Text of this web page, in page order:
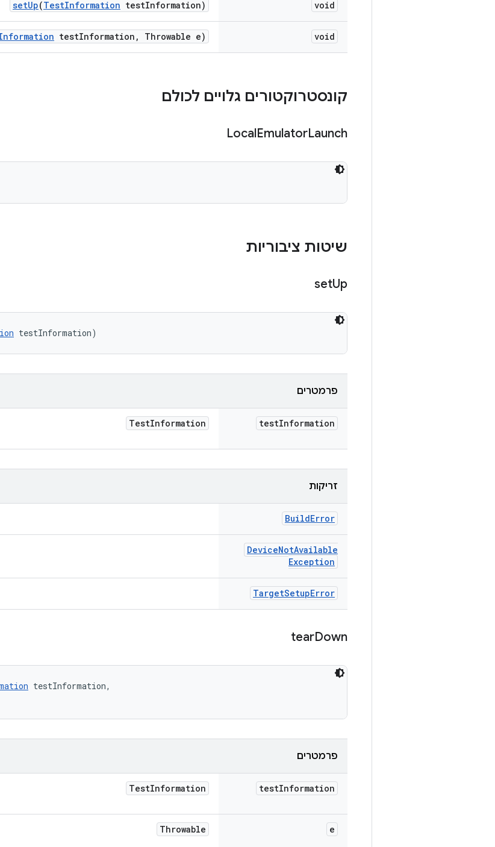
void
setUp(TestInformation testInformation)
void
testInformation , Throwable e)
קונסטרוקטורים גלויים לכולם
LocalEmulatorLaunch
שיטות ציבוריות
setUp
testInformation)
פרמטרים
testInformation
TestInformation
זריקות
BuildError
DeviceNotAvailable
Exception
TargetSetupError
tearDown
testInformation,
פרמטרים
testInformation
TestInformation
e
Throwable